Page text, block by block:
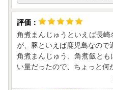
・お問い合わせ機能
・寄附金受領証明書の再発行
・寄附情報（氏名・住所）の
新たな機能が加わり、ふる
行えるようになります。
▼ご登録や詳細については下
角煮まんじゅうといえば長
が、豚といえば鹿児島なので
角煮まんじゅう、角煮飯と
い量だったので、ちょっと何